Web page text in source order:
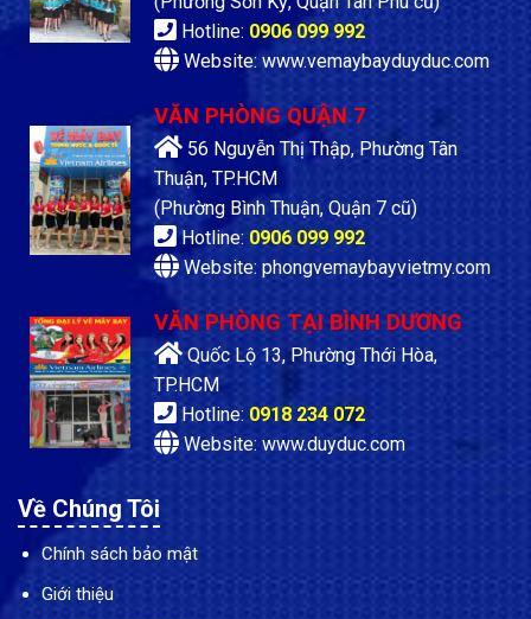
Hotline: 0906 099 992
Website: www.vemaybayduyduc.com
VĂN PHÒNG QUẬN 7
56 Nguyễn Thị Thập, Phường Tân
Thuận, TP.HCM
(Phường Bình Thuận, Quận 7 cũ)
Hotline: 0906 099 992
Website: phongvemaybayvietmy.com
VĂN PHÒNG TẠI BÌNH DƯƠNG
Quốc Lộ 13, Phường Thới Hòa,
TP.HCM
Hotline: 0918 234 072
Website: www.duyduc.com
Về Chúng Tôi
Chính sách bảo mật
Giới thiệu